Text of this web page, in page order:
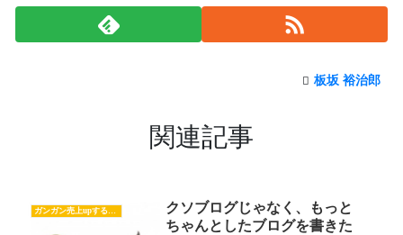
板坂 裕治郎
関連記事
ガンガン売上upするブログの書き方
クソブログじゃなく、もっと
ちゃんとしたブログを書きた